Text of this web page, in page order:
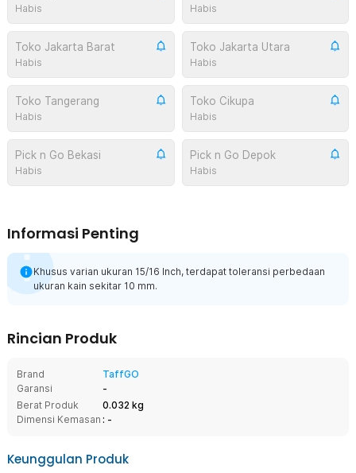
Habis Habis
Toko Jakarta Barat
Habis
Toko Jakarta Utara
Habis
Toko Tangerang
Habis
Toko Cikupa
Habis
Pick n Go Bekasi
Habis
Pick n Go Depok
Habis
Informasi Penting
Khusus varian ukuran 15/16 Inch, terdapat toleransi perbedaan
ukuran kain sekitar 10 mm.
Rincian Produk
Brand
TaffGO
Garansi
-
Berat Produk
0.032 kg
Dimensi Kemasan : -
Keunggulan Produk